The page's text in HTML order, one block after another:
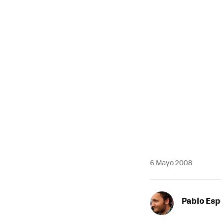
6 Mayo 2008
Pablo